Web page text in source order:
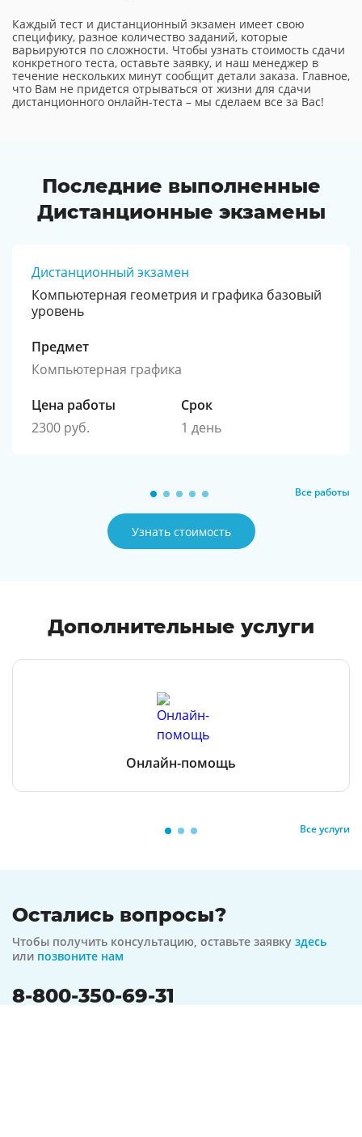
Каждый тест и дистанционный экзамен имеет свою
специфику, разное количество заданий, которые
варьируются по сложности. Чтобы узнать стоимость сдачи
конкретного теста, оставьте заявку, и наш менеджер в
течение нескольких минут сообщит детали заказа. Главное,
что Вам не придется отрываться от жизни для сдачи
дистанционного онлайн-теста – мы сделаем все за Вас!
Последние выполненные
Дистанционные экзамены
Дистанционный экзамен
Компьютерная геометрия и графика базовый
уровень
Предмет
Компьютерная графика
Цена работы
2300 руб.
Срок
1 день
Все работы
Узнать стоимость
Дополнительные услуги
Онлайн-помощь
Все услуги
Остались вопросы?
Чтобы получить консультацию, оставьте заявку здесь
или позвоните нам
8-800-350-69-31